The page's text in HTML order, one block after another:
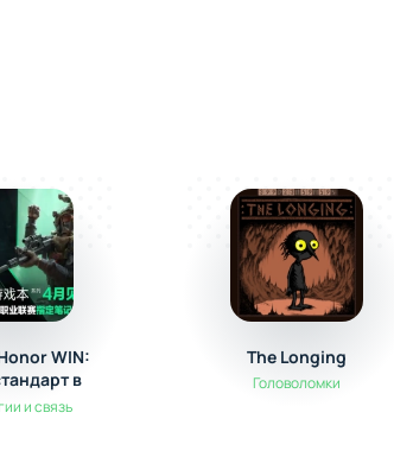
WIN:
в
и связь
The Longing
Головоломки